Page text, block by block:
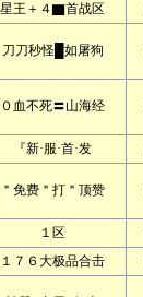
星王＋４▇首战区
刀刀秒怪█如屠狗
０血不死〓山海经
『新·服·首·发
＂免费＂打＂顶赞
１区
１７６大极品合击